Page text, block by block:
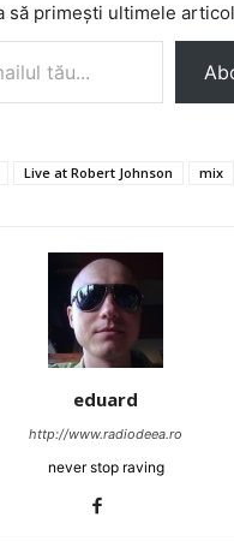
să primești ultimele
Live at Robert Johnson mix
eduard
http://www.radiodeea.ro
never stop raving